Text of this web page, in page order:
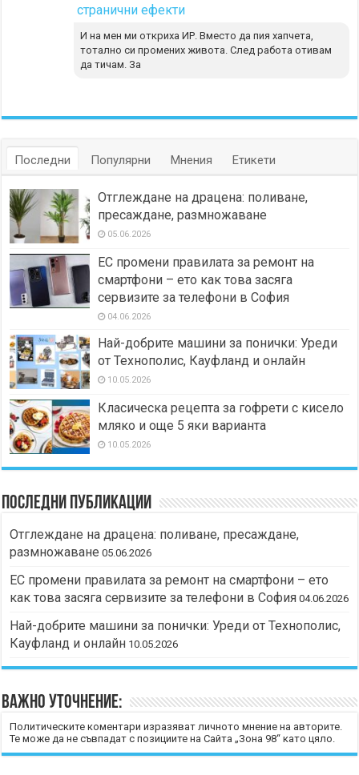
странични ефекти
И на мен ми откриха ИР. Вместо да пия хапчета,
тотално си промених живота. След работа отивам
да тичам. За
Последни Популярни Мнения Етикети
Отглеждане на драцена: поливане,
пресаждане, размножаване
05.06.2026
ЕС промени правилата за ремонт на
смартфони – ето как това засяга
сервизите за телефони в София
04.06.2026
Най-добрите машини за понички: Уреди
от Технополис, Кауфланд и онлайн
10.05.2026
Класическа рецепта за гофрети с кисело
мляко и още 5 яки варианта
10.05.2026
Последни публикации
Отглеждане на драцена: поливане, пресаждане,
размножаване 05.06.2026
ЕС промени правилата за ремонт на смартфони – ето
как това засяга сервизите за телефони в София 04.06.2026
Най-добрите машини за понички: Уреди от Технополис,
Кауфланд и онлайн 10.05.2026
Важно уточнение:
Политическите коментари изразяват личното мнение на авторите.
Те може да не съвпадат с позициите на Сайта „Зона 98“ като цяло.